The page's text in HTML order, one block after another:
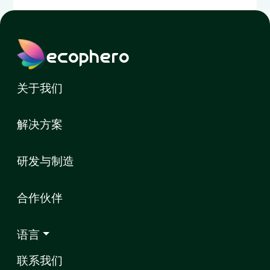
ecophero
关于我们
解决方案
研发与制造
合作伙伴
语言
联系我们